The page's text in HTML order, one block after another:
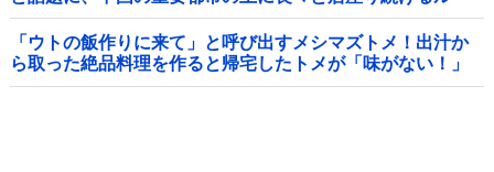
トで……
「ウトの飯作りに来て」と呼び出すメシマズトメ！出汁か
ら取った絶品料理を作ると帰宅したトメが「味がない！」
と発狂ｗｗｗ箸を置いた良ウトが言い放った言葉とは←良